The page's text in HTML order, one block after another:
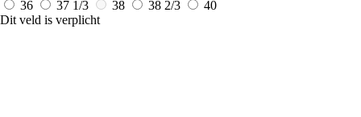
36 37 1/3 38 38 2/3
40
Dit veld is verplicht